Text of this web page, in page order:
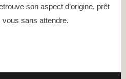
son aspect d’origine, prêt
sans attendre.